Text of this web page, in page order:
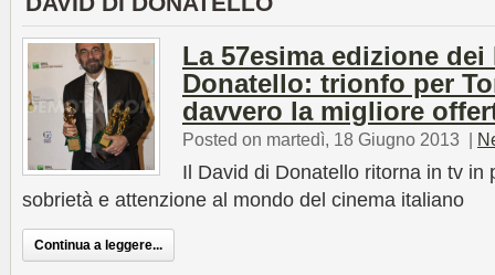
La 57esima edizione dei
Donatello: trionfo per
davvero la migliore
Posted on martedì, 18 Giugno 2013 |
Il David di Donatello ritorna in tv in
sobrietà e attenzione al mondo del cinema italiano
Continua a leggere...